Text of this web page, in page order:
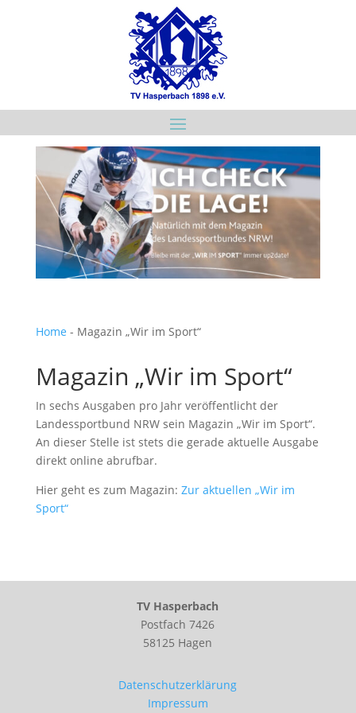
Home - Magazin „Wir im Sport“
Magazin „Wir im Sport“
In sechs Ausgaben pro Jahr veröffentlicht der
Landessportbund NRW sein Magazin „Wir im Sport“.
An dieser Stelle ist stets die gerade aktuelle Ausgabe
direkt online abrufbar.
Hier geht es zum Magazin: Zur aktuellen „Wir im
Sport“
TV Hasperbach
Postfach 7426
58125 Hagen
Datenschutzerklärung
Impressum